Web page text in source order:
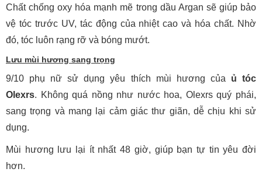
Chất chống oxy hóa mạnh mẽ trong dầu Argan sẽ giúp bảo
vệ tóc trước UV, tác động của nhiệt cao và hóa chất. Nhờ
đó, tóc luôn rạng rỡ và bóng mướt.
Lưu mùi hương sang trọng
9/10 phụ nữ sử dụng yêu thích mùi hương của ủ tóc
Olexrs. Không quá nồng như nước hoa, Olexrs quý phái,
sang trọng và mang lại cảm giác thư giãn, dễ chịu khi sử
dụng.
Mùi hương lưu lại ít nhất 48 giờ, giúp bạn tự tin yêu đời
hơn.